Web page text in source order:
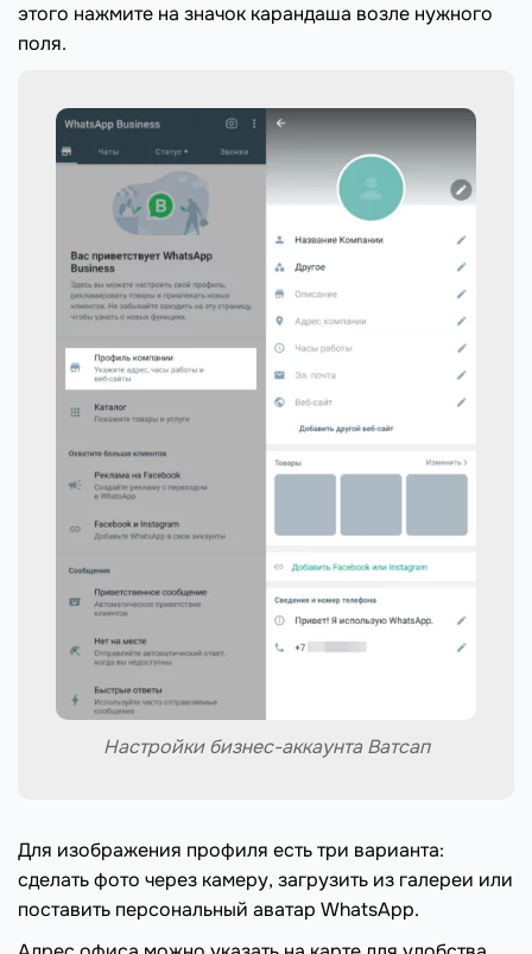
этого нажмите на значок карандаша возле нужного
поля.
Настройки бизнес-аккаунта Ватсап
Для изображения профиля есть три варианта:
сделать фото через камеру, загрузить из галереи или
поставить персональный аватар WhatsApp.